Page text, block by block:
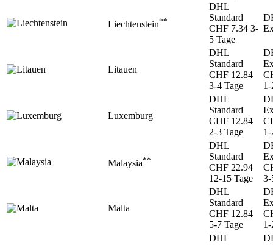
Liechtenstein**
DHL
Standard
CHF 7.34 3-
5 Tage
Litauen
DHL
Standard
CHF 12.84
3-4 Tage
1-
Luxemburg
DHL
Standard
CHF 12.84
2-3 Tage
1-
Malaysia**
DHL
Standard
CHF 22.94
12-15 Tage
3-
Malta
DHL
Standard
CHF 12.84
5-7 Tage
1-
DHL